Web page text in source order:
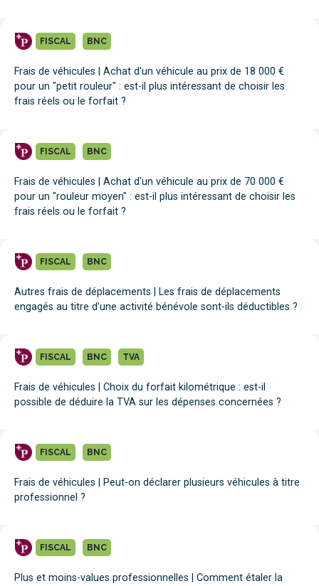
FISCAL BNC
Frais de véhicules | Achat d'un véhicule au prix de 18 000 €
pour un "petit rouleur" : est-il plus intéressant de choisir les
frais réels ou le forfait ?
FISCAL BNC
Frais de véhicules | Achat d'un véhicule au prix de 70 000 €
pour un "rouleur moyen" : est-il plus intéressant de choisir les
frais réels ou le forfait ?
FISCAL BNC
Autres frais de déplacements | Les frais de déplacements
engagés au titre d’une activité bénévole sont-ils déductibles ?
FISCAL BNC TVA
Frais de véhicules | Choix du forfait kilométrique : est-il
possible de déduire la TVA sur les dépenses concernées ?
FISCAL BNC
Frais de véhicules | Peut-on déclarer plusieurs véhicules à titre
professionnel ?
FISCAL BNC
Plus et moins-values professionnelles | Comment étaler la